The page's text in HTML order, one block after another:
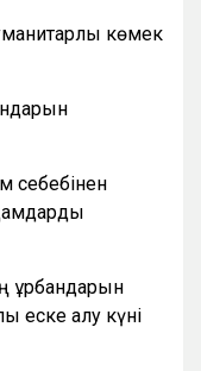
көмек
себебінен
еске алу күні